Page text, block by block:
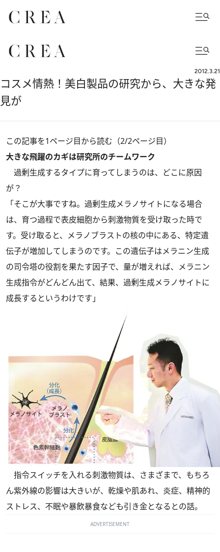
2012.3.21
コスメ情熱！美白製品の研究から、大きな発
見が
この記事を1ページ目から読む（2/2ページ目）
大きな飛躍のカギは研究所のチームワーク
過剰生成するタイプに育ってしまうのは、どこに原因
が？
「そこが大事ですね。過剰生成メラノサイトになる場合
は、育つ過程で表皮細胞から刺激物質を受け取った時で
す。受け取ると、メラノブラストの核の中にある、特定遺
伝子が増加してしまうのです。この遺伝子はメラニン生成
の司令塔の役割を果たす因子で、量が増えれば、メラニン
生成指令がどんどん出て、結果、過剰生成メラノサイトに
成長するというわけです」
指令スイッチを入れる刺激物質は、さまざまで、もちろ
ん紫外線の影響は大きいが、乾燥や肌あれ、炎症、精神的
ストレス、不眠や暴飲暴食なども引き金となるとの話。
ADVERTISEMENT